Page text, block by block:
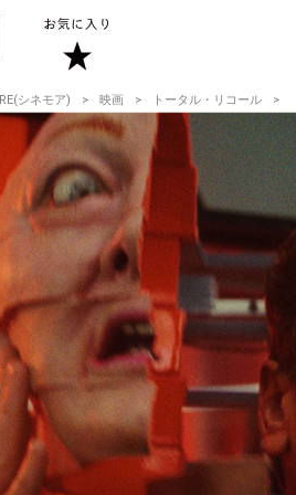
シネモア) 映画 トータル・リコール